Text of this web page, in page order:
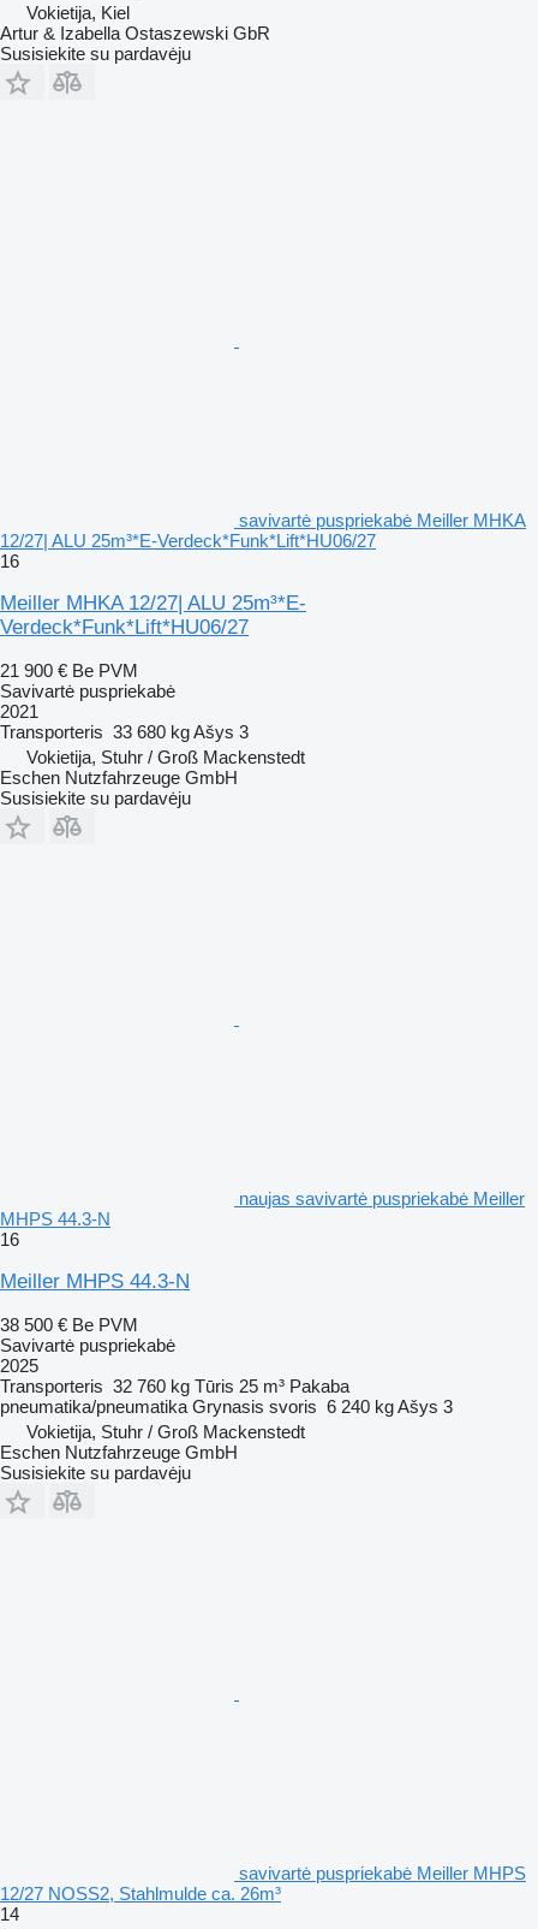
Vokietija, Kiel
Artur & Izabella Ostaszewski GbR
Susisiekite su pardavėju
savivartė puspriekabė Meiller MHKA
12/27| ALU 25m³*E-Verdeck*Funk*Lift*HU06/27
16
Meiller MHKA 12/27| ALU 25m³*E-
Verdeck*Funk*Lift*HU06/27
21 900 € Be PVM
Savivartė puspriekabė
2021
Transporteris 33 680 kgAšys 3
Vokietija, Stuhr / Groß Mackenstedt
Eschen Nutzfahrzeuge GmbH
Susisiekite su pardavėju
naujas savivartė puspriekabė Meiller
MHPS 44.3-N
16
Meiller MHPS 44.3-N
38 500 € Be PVM
Savivartė puspriekabė
2025
Transporteris 32 760 kg Tūris 25 m³ Pakaba
pneumatika/pneumatika Grynasis svoris 6 240 kgAšys 3
Vokietija, Stuhr / Groß Mackenstedt
Eschen Nutzfahrzeuge GmbH
Susisiekite su pardavėju
savivartė puspriekabė Meiller MHPS
12/27 NOSS2, Stahlmulde ca. 26m³
14